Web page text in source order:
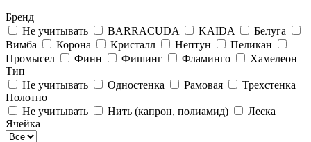
Бренд
Не учитывать
BARRACUDA KAIDA
Белуга
Вимба
Корона Кристалл Нептун
Пеликан
Промысел
Финн Фишинг Фламинго
Хамелеон
Тип
Не учитывать
Одностенка Рамовая
Трехстенка
Полотно
Не учитывать
Нить (капрон, полиамид)
Леска
Ячейка